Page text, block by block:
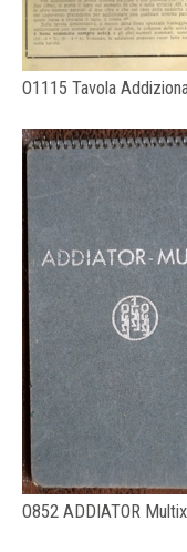
O1115 Tavola
O852 ADDIATOR Multix